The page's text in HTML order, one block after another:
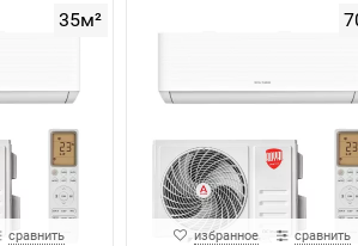
35м²
сравнить избранное сравнить